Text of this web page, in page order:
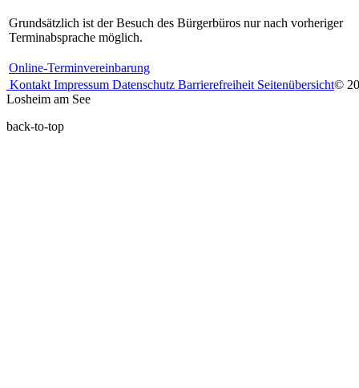
Grundsätzlich ist der Besuch des Bürgerbüros nur nach vorheriger
Terminabsprache möglich.
Online-Terminvereinbarung
Kontakt Impressum Datenschutz Barrierefreiheit Seitenübersicht©
Losheim am See
back-to-top